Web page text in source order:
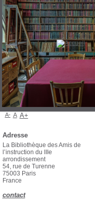
A- A A+
Adresse
La Bibliothèque des Amis de
l’instruction du IIIe
arrondissement
54, rue de Turenne
75003 Paris
France
contact